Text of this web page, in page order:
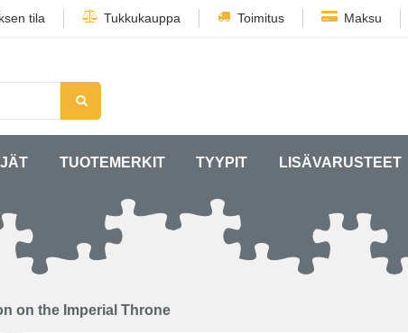
tila Tukkukauppa Toimitus Maksu
TUOTEMERKIT TYYPIT LISÄVARUSTEET
on the Imperial Throne